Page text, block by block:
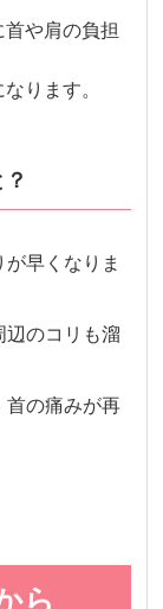
や肩の負担
ります。
早くなりま
辺のコリも溜
首の痛みが再
ら